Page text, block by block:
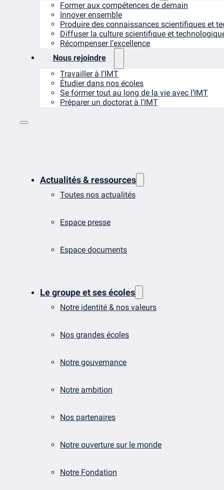
Former aux compétences de demain
Innover ensemble
Produire des connaissances scientifiques et
Diffuser la culture scientifique et
Récompenser l’excellence
Nous rejoindre
Travailler à l’IMT
Étudier dans nos écoles
Se former tout au long de la vie avec l’IMT
Préparer un doctorat à l’IMT
Actualités & ressources
Toutes nos actualités
Espace presse
Espace documents
Le groupe et ses écoles
Notre identité & nos valeurs
Nos grandes écoles
Notre gouvernance
Notre ambition
Nos partenaires
Notre ouverture sur le monde
Notre Fondation